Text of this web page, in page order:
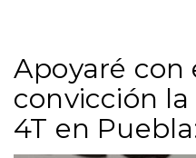
Apoyaré con
convicción
4T en